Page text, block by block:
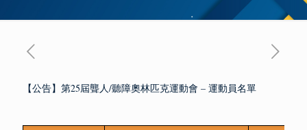
【公告】第25屆聾人/聽障奧林匹克運動會 – 運動員名單